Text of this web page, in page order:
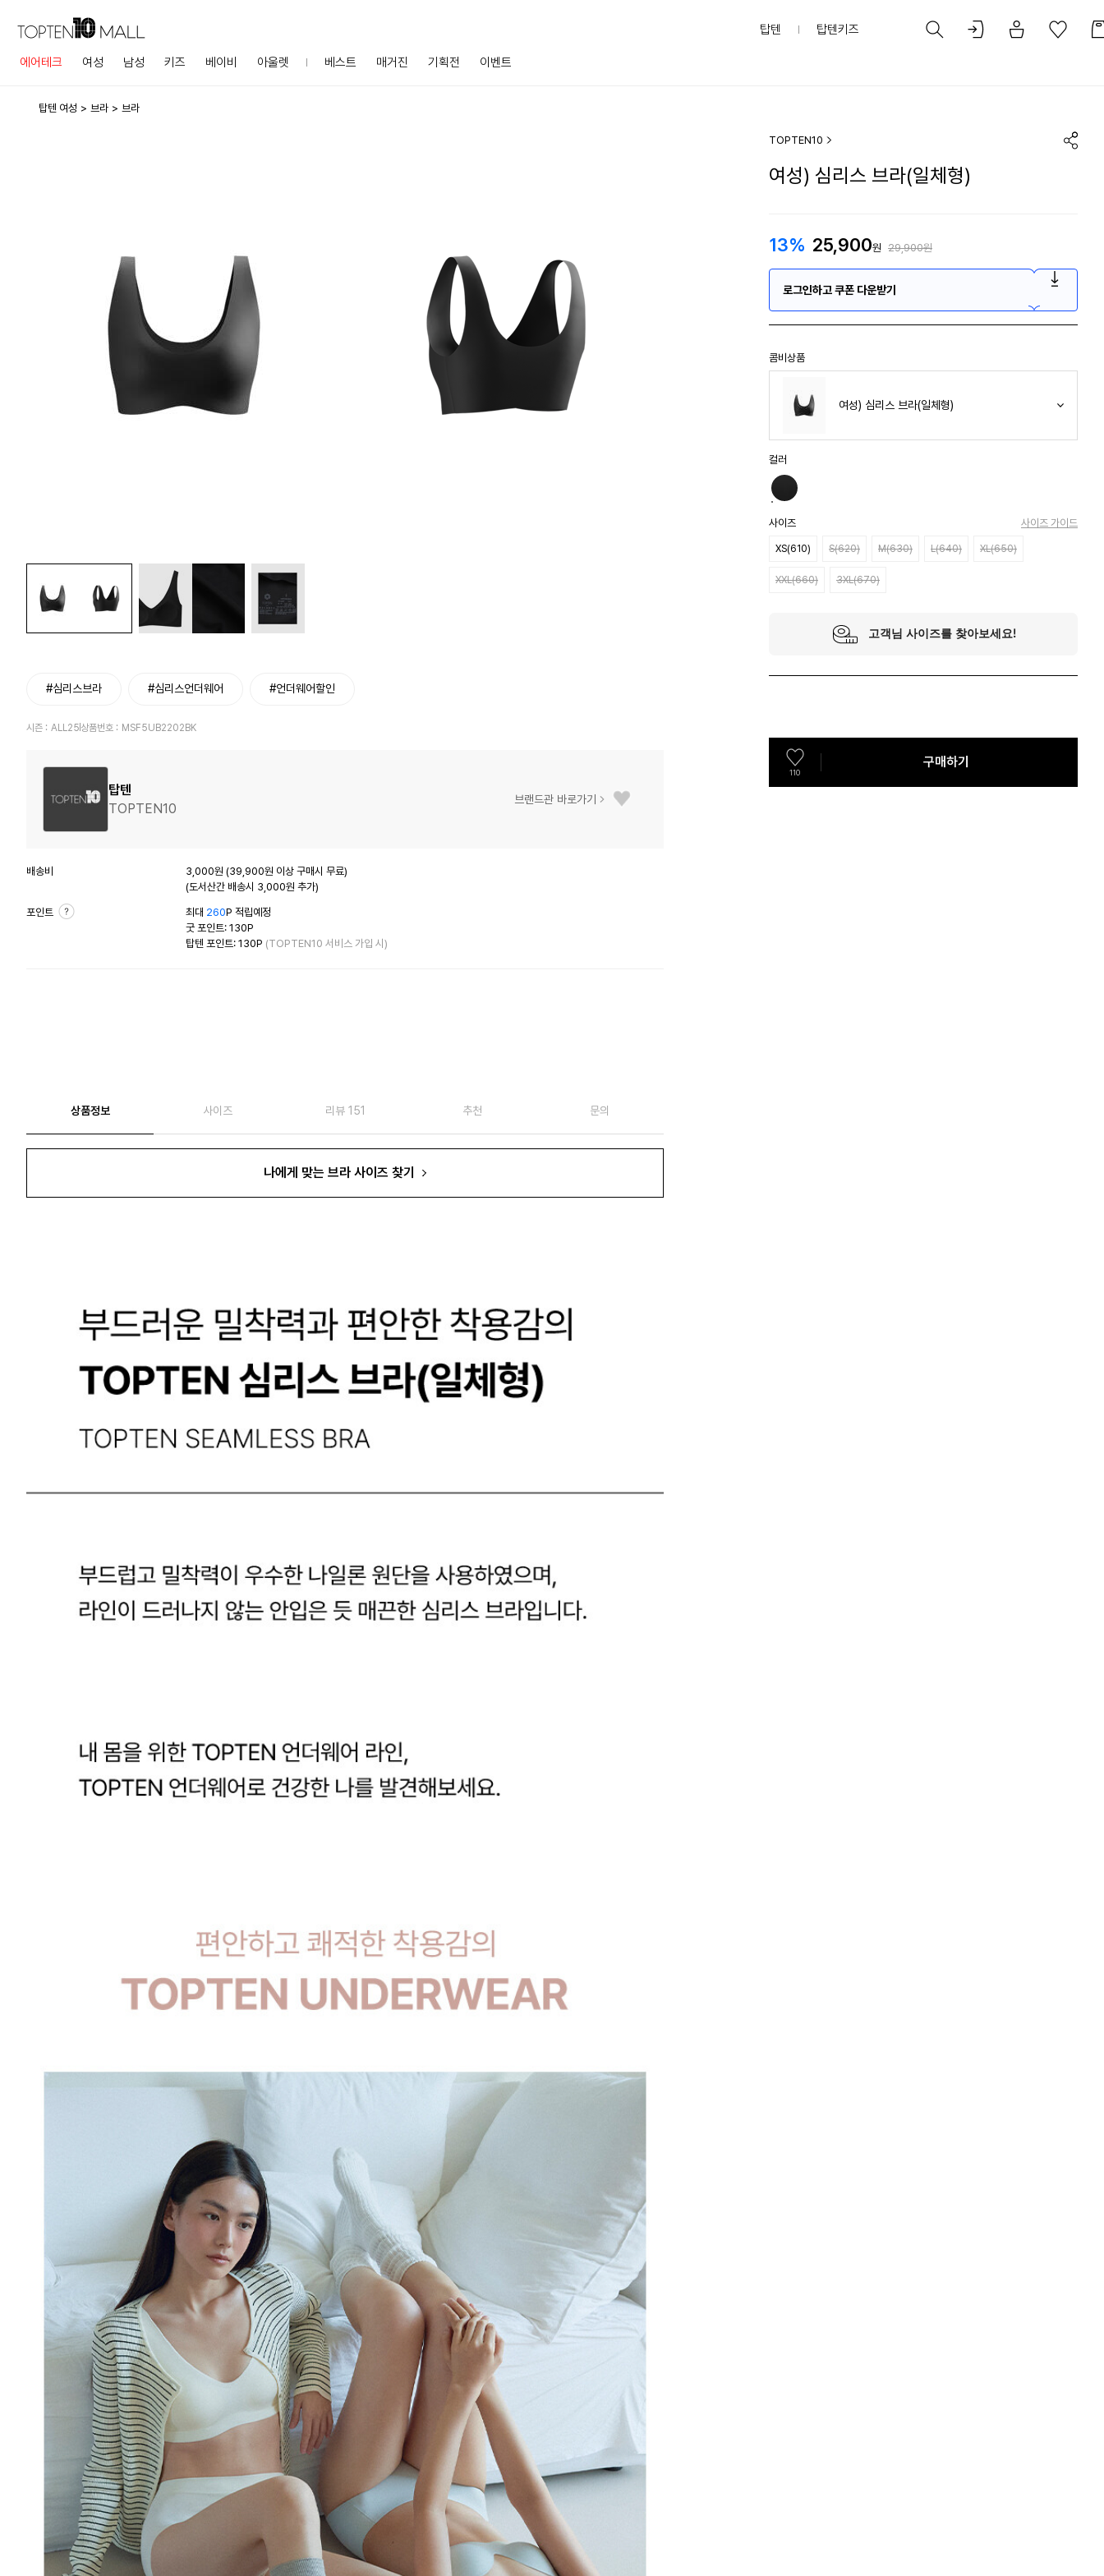
에어테크 여성 남성 키즈 베이비 아울렛 베스트 매거진 기획전 이벤트
탑텐 탑텐키즈
탑텐 여성 브라 브라
#심리스브라 #심리스언더웨어 #언더웨어할인
시즌 : ALL25 상품번호 : MSF5UB2202BK
탑텐
TOPTEN10
브랜드관 바로가기
배송비
3,000원 (39,900원 이상 구매시 무료)
(도서산간 배송시 3,000원 추가)
포인트 최대 260P 적립예정
굿 포인트: 130P
탑텐 포인트: 130P (TOPTEN10 서비스 가입 시)
상품정보 사이즈 리뷰 151 추천 문의
나에게 맞는 브라 사이즈 찾기
TOPTEN10
여성) 심리스 브라(일체형)
13% 25,900원 29,900원
로그인하고 쿠폰 다운받기
콤비상품
여성) 심리스 브라(일체형)
컬러
사이즈 사이즈 가이드
XS(610) S(620) M(630) L(640) XL(650)
XXL(660) 3XL(670)
110
구매하기